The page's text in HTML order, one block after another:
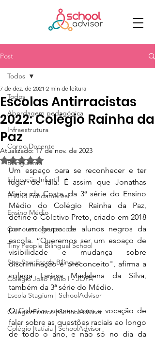
Post
Todos
Abordagem pedagógica
Infraestrutura
Corpo Docente
Bilinguismo
Educação Infantil
Ensino Fundamental
Ensino Médio
Como escolher escola
Tiny People Bilingual School
See-Saw Escola Bilíngue
Colégio João Paulo I - JOPA
Escola Stagium | SchoolAdvisor
Colégio Franco | SchoolAdvisor
Colégio Itatiaia | SchoolAdvisor
Todos
Escolas Antirracistas
2022: Colégio Rainha da
Paz
7 de dez. de 2021 2 min de leitura
Atualizado:17 de nov. de 2023
Avaliado com NaN de 5 estrelas.
Um espaço para se reconhecer e ter
lugar de fala. É assim que Jonathas
Vieira da Costa, da 3ª série do Ensino
Médio do Colégio Rainha da Paz,
define o Coletivo Preto, criado em 2018
por um grupo de alunos negros da
escola. “Queremos ser um espaço de
visibilidade e mudança sobre
discriminação e preconceito", afirma a
colega Larissa Madalena da Silva,
também da 3ª série do Médio.
O Coletivo nasceu com a vocação de
falar sobre as questões raciais ao longo
de todo o ano, e não só no dia da